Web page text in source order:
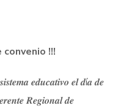
!!!
𝒆𝒅𝒖𝒄𝒂𝒕𝒊𝒗𝒐 𝒆𝒍 𝒅í𝒂 𝒅𝒆
𝑹𝒆𝒈𝒊𝒐𝒏𝒂𝒍 𝒅𝒆